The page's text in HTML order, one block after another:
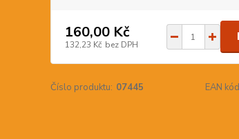
160,00 Kč
132,23 Kč bez DPH
Číslo produktu: 07445 EAN